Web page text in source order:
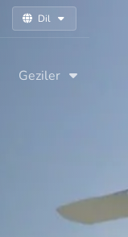
Dil
Geziler